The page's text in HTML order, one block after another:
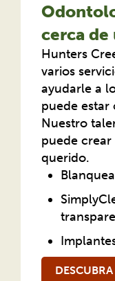
cerca de
Hunters
varios
ayudarle a
puede estar
Nuestro
puede crear
querido.